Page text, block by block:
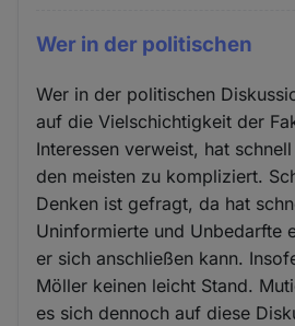
Wer in der politischen
Wer in der politischen
auf die Vielschichtigkeit der
Interessen verweist, hat
den meisten zu kompliziert.
Denken ist gefragt, da hat
Uninformierte und Unbedarfte
er sich anschließen kann.
Möller keinen leicht Stand.
es sich dennoch auf diese